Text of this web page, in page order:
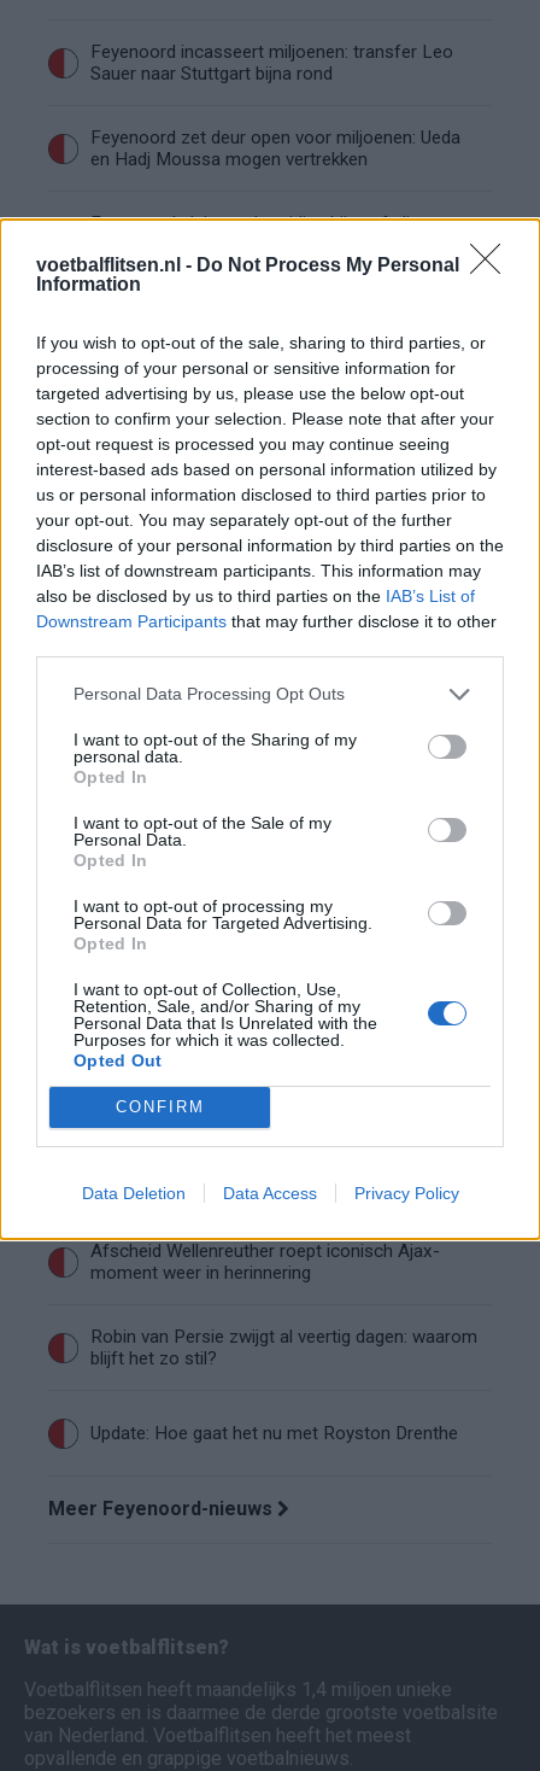
voetbalflitsen.nl - Do Not Process My Personal
Information
If you wish to opt-out of the sale, sharing to third parties, or
processing of your personal or sensitive information for
targeted advertising by us, please use the below opt-out
section to confirm your selection. Please note that after your
opt-out request is processed you may continue seeing
interest-based ads based on personal information utilized by
us or personal information disclosed to third parties prior to
your opt-out. You may separately opt-out of the further
disclosure of your personal information by third parties on the
IAB’s list of downstream participants. This information may
also be disclosed by us to third parties on the IAB’s List of
Downstream Participants that may further disclose it to other
Personal Data Processing Opt Outs
I want to opt-out of the Sharing of my
personal data.
Opted In
I want to opt-out of the Sale of my
Personal Data.
Opted In
I want to opt-out of processing my
Personal Data for Targeted Advertising.
Opted In
I want to opt-out of Collection, Use,
Retention, Sale, and/or Sharing of my
Personal Data that Is Unrelated with the
Purposes for which it was collected.
Opted Out
CONFIRM
Data Deletion Data Access Privacy Policy
Feyenoord incasseert miljoenen: transfer Leo
Sauer naar Stuttgart bijna rond
Feyenoord zet deur open voor miljoenen: Ueda
en Hadj Moussa mogen vertrekken
Feyenoord sluit voorbereiding bijna af: dit staat
Brengt Sporting Portugal Feyenoord in de
problemen rond Hadj Moussa?
Van droomtransfer tot contractontbinding: het
Feyenoord-verhaal van Calvin Stengs
'Hij is weer gewoon mijn vader': Shaqueel
openhartig over Robin van Persie
Lille geeft niet op na afwijzing: komt er nieuw
Been blikt terug op historische afstraffing: "Die
schaamte voel ik nog altijd"
Calvin Stengs opnieuw vader: bijzonder nieuws in
onzekere transferzomer
Zoë Livay raakt draad kwijt tijdens open dag
Feyenoord na storing met autocue
Wanneer is de loting voor de Champions
League? PSV en Feyenoord weten dan hun
tegenstanders
Conference League-ophef: Hamrun
uitgeschakeld na omstreden strafschop zonder
VAR
wereldkampioen worden
Afscheid Wellenreuther roept iconisch Ajax-
moment weer in herinnering
Robin van Persie zwijgt al veertig dagen: waarom
blijft het zo stil?
Update: Hoe gaat het nu met Royston Drenthe
Meer Feyenoord-nieuws
Wat is voetbalflitsen?
Voetbalflitsen heeft maandelijks 1,4 miljoen unieke
bezoekers en is daarmee de derde grootste voetbalsite
van Nederland. Voetbalflitsen heeft het meest
opvallende en grappige voetbalnieuws.